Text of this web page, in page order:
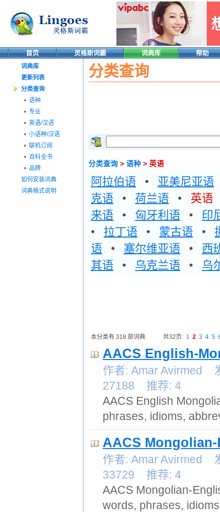
首页 灵格斯词霸 词典库 帮助
词典库
更新列表
分类查询
• 语种
• 专业
• 英语/汉语
• 小语种/汉语
• 联机订阅
• 百科全书
• 品牌
如何安装词典
词典格式说明
分类查询
分类查询 > 语种 > 英语
阿拉伯语 • 亚美尼亚语
克语 • 荷兰语 • 英语
来语 • 匈牙利语 • 印
• 拉丁语 • 蒙古语 •
语 • 塞尔维亚语 • 西
其语 • 乌克兰语 • 乌
本分类有 318 部词典 共32页: 1 2 3 4 5
AACS English-
作者: Amar Avirmed
27188 推荐: 4
AACS English
phrases, idioms,
AACS
作者: Amar Avirmed
33729 推荐: 4
AACS Mongolian-
words, phrases,